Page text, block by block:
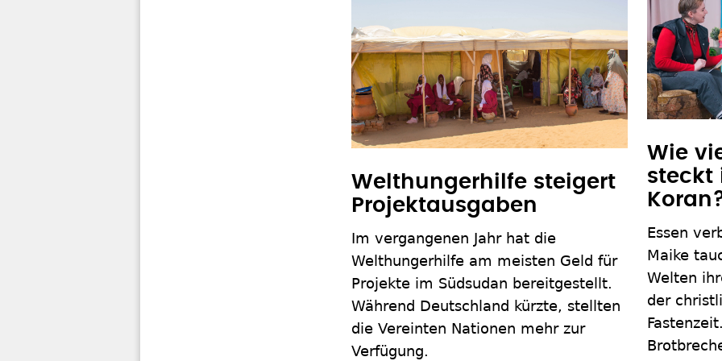
Welthungerhilfe steigert
Projektausgaben
Im vergangenen Jahr hat die
Welthungerhilfe am meisten Geld für
Projekte im Südsudan bereitgestellt.
Während Deutschland kürzte, stellten
die Vereinten Nationen mehr zur
Verfügung.
Wie
steckt
Essen
Maike
Welten
der